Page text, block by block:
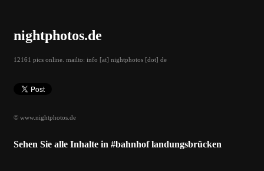
nightphotos.de
12161 pics online. mailto: info [at] nightphotos [dot] de
© www.nightphotos.de
Sehen Sie alle Inhalte in #bahnhof landungsbrücken